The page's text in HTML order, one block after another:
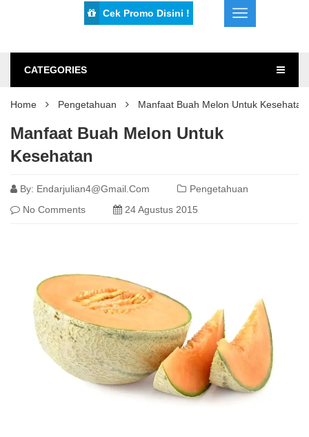
Cek Promo Disini !
CATEGORIES
Home Pengetahuan Manfaat Buah Melon Untuk Kesehatan
Manfaat Buah Melon Untuk
Kesehatan
By: Endarjulian4@gmail.com
Pengetahuan
No Comments
24 Agustus 2015